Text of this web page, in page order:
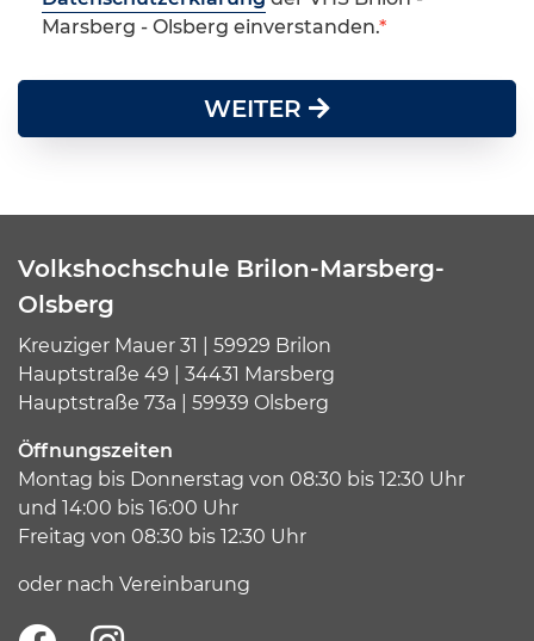
Marsberg - Olsberg einverstanden.
WEITER
Volkshochschule Brilon-Marsberg-
Olsberg
Kreuziger Mauer 31 | 59929 Brilon
Hauptstraße 49 | 34431 Marsberg
Hauptstraße 73a | 59939 Olsberg
Öffnungszeiten
Montag bis Donnerstag von 08:30 bis 12:30 Uhr
und 14:00 bis 16:00 Uhr
Freitag von 08:30 bis 12:30 Uhr
oder nach Vereinbarung